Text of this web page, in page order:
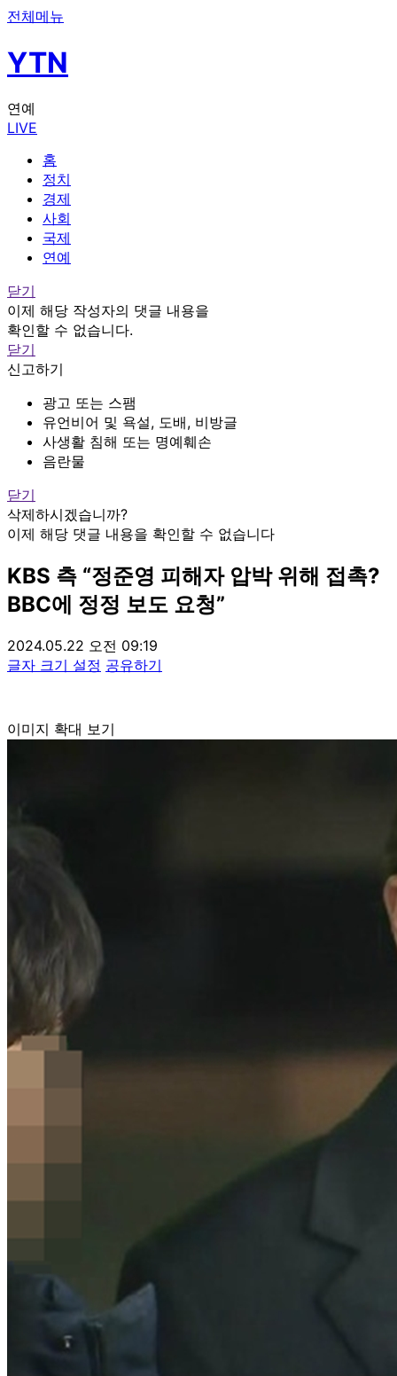
전체메뉴
YTN
연예
LIVE
홈
정치
경제
사회
국제
연예
닫기
이제 해당 작성자의 댓글 내용을
확인할 수 없습니다.
닫기
신고하기
광고 또는 스팸
유언비어 및 욕설, 도배, 비방글
사생활 침해 또는 명예훼손
음란물
닫기
삭제하시겠습니까?
이제 해당 댓글 내용을 확인할 수 없습니다
KBS 측 “정준영 피해자 압박 위해 접촉?
BBC에 정정 보도 요청”
2024.05.22 오전 09:19
글자 크기 설정 공유하기
이미지 확대 보기